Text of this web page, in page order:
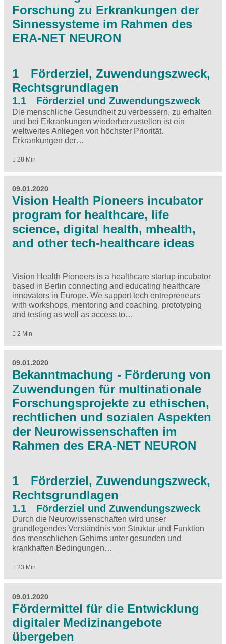
Forschung zu Erkrankungen der
Sinnessysteme im Rahmen des
ERA-NET NEURON
1 Förderziel, Zuwendungszweck,
Rechtsgrundlagen
1.1 Förderziel und Zuwendungszweck
Die menschliche Gesundheit zu verbessern, zu erhalten
und bei Erkrankungen wiederherzustellen ist ein
weltweites Anliegen von höchster Priorität.
Erkrankungen der…
28 Min
09.01.2020
Vision Health Pioneers incubator
program for healthcare, life
science, digital health, mhealth,
and other tech-healthcare ideas
Vision Health Pioneers is a healthcare startup incubator
based in Berlin connecting and educating healthcare
innovators in Europe. We support tech entrepreneurs
with workshops, mentoring and coaching, prototyping
and testing as well as access to…
2 Min
09.01.2020
Bekanntmachung - Förderung von
Zuwendungen für multinationale
Forschungsprojekte zu ethischen,
rechtlichen und sozialen Aspekten
der Neurowissenschaften im
Rahmen des ERA-NET NEURON
1 Förderziel, Zuwendungszweck,
Rechtsgrundlagen
1.1 Förderziel und Zuwendungszweck
Durch die Neurowissenschaften wird unser
grundlegendes Verständnis von Struktur und Funktion
des menschlichen Gehirns unter gesunden und
krankhaften Bedingungen…
23 Min
09.01.2020
Fördermittel für die Entwicklung
digitaler Medizinangebote
übergeben